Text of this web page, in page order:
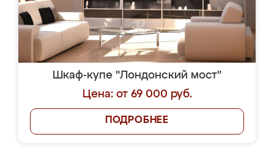
Шкаф-купе "Лондонский мост"
Цена: от 69 000 руб.
ПОДРОБНЕЕ